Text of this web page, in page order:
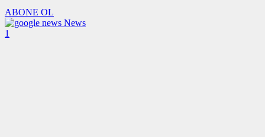
ABONE OL
News
1